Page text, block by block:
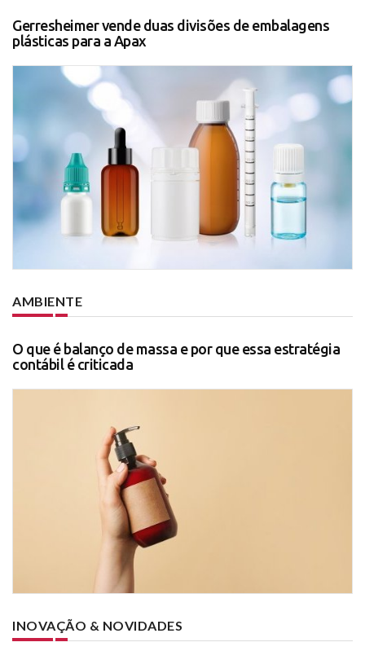
Gerresheimer vende duas divisões de embalagens
plásticas para a Apax
AMBIENTE
O que é balanço de massa e por que essa estratégia
contábil é criticada
INOVAÇÃO & NOVIDADES